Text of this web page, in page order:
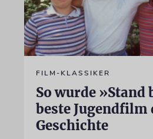
FILM-KLASSIKER
So wurde »Stand
beste Jugendfilm
Geschichte